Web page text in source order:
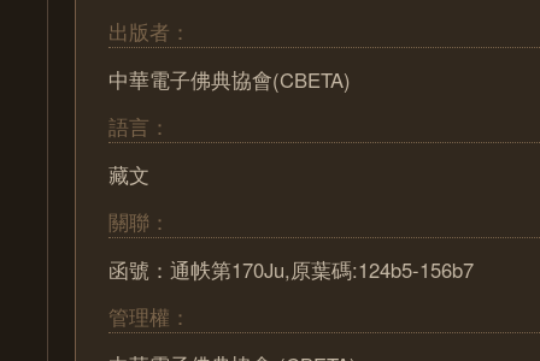
出版者：
中華電子佛典協會(CBETA)
語言：
藏文
關聯：
函號：通帙第170Ju,原葉碼:124b5-156b7
管理權：